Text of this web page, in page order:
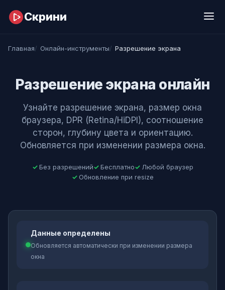
Скрини
Главная Онлайн-инструменты Разрешение экрана
Разрешение экрана онлайн
Узнайте разрешение экрана, размер окна
браузера, DPR (Retina/HiDPI), соотношение
сторон, глубину цвета и ориентацию.
Обновляется при изменении размера окна.
Без разрешений Бесплатно
Любой браузер
Обновление при resize
Данные определены
Обновляется автоматически при изменении размера
окна